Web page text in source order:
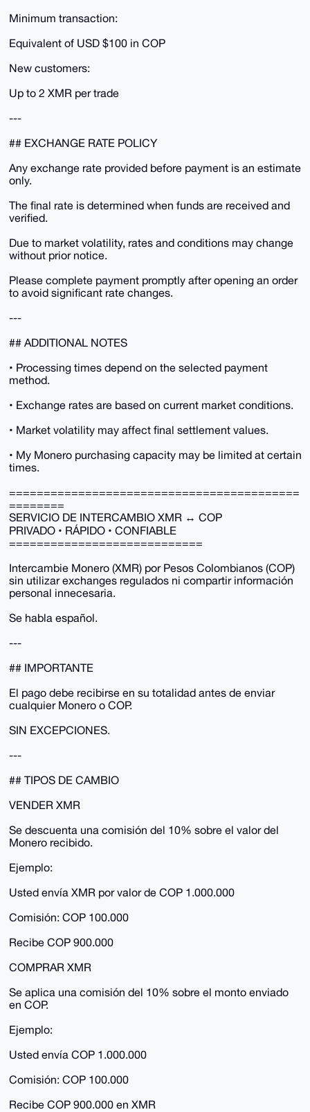
Minimum transaction:
Equivalent of USD $100 in COP
New customers:
Up to 2 XMR per trade
---
## EXCHANGE RATE POLICY
Any exchange rate provided before payment is an estimate
only.
The final rate is determined when funds are received and
verified.
Due to market volatility, rates and conditions may change
without prior notice.
Please complete payment promptly after opening an order
to avoid significant rate changes.
---
## ADDITIONAL NOTES
• Processing times depend on the selected payment
method.
• Exchange rates are based on current market conditions.
• Market volatility may affect final settlement values.
• My Monero purchasing capacity may be limited at certain
times.
==========================================
========
SERVICIO DE INTERCAMBIO XMR ↔ COP
PRIVADO • RÁPIDO • CONFIABLE
============================
Intercambie Monero (XMR) por Pesos Colombianos (COP)
sin utilizar exchanges regulados ni compartir información
personal innecesaria.
Se habla español.
---
## IMPORTANTE
El pago debe recibirse en su totalidad antes de enviar
cualquier Monero o COP.
SIN EXCEPCIONES.
---
## TIPOS DE CAMBIO
VENDER XMR
Se descuenta una comisión del 10% sobre el valor del
Monero recibido.
Ejemplo:
Usted envía XMR por valor de COP 1.000.000
Comisión: COP 100.000
Recibe COP 900.000
COMPRAR XMR
Se aplica una comisión del 10% sobre el monto enviado
en COP.
Ejemplo:
Usted envía COP 1.000.000
Comisión: COP 100.000
Recibe COP 900.000 en XMR